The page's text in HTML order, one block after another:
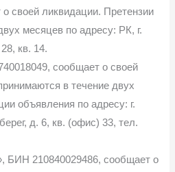
своей ликвидации. Претензии
месяцев по адресу: РК, г.
кв. 14.
сообщает о своей
в течение двух
объявления по адресу: г.
д. 6, кв. (офис) 33, тел.
БИН 210840029486, сообщает о